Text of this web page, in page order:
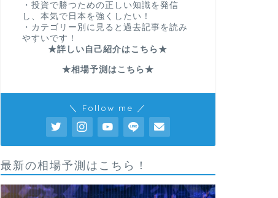
・投資で勝つための正しい知識を発信
し、本気で日本を強くしたい！
・カテゴリー別に見ると過去記事を読み
やすいです！
★詳しい自己紹介はこちら★
★相場予測はこちら★
＼ Follow me ／
最新の相場予測はこちら！